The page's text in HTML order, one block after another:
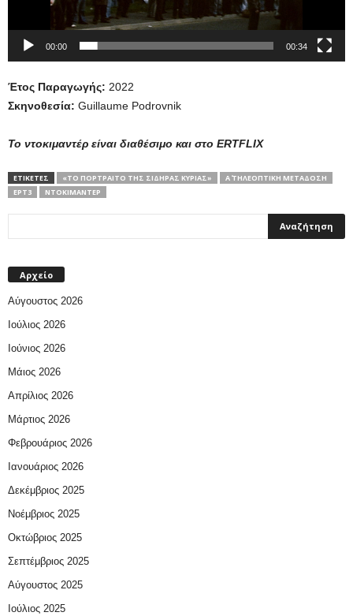
00:00 00:34
Έτος Παραγωγής: 2022
Σκηνοθεσία: Guillaume Podrovnik
Το ντοκιμαντέρ είναι διαθέσιμο και στο ERTFLIX
ΕΤΙΚΕΤΕΣ «ΤΟ ΠΟΡΤΡΑΊΤΟ ΤΗΣ ΣΙΔΗΡΆΣ ΚΥΡΊΑΣ»
Α΄ ΤΗΛΕΟΠΤΙΚΗ ΜΕΤΑΔΟΣΗ
ΕΡΤ3
ΝΤΟΚΙΜΑΝΤΕΡ
Αρχείο
Αύγουστος 2026
Ιούλιος 2026
Ιούνιος 2026
Μάιος 2026
Απρίλιος 2026
Μάρτιος 2026
Φεβρουάριος 2026
Ιανουάριος 2026
Δεκέμβριος 2025
Νοέμβριος 2025
Οκτώβριος 2025
Σεπτέμβριος 2025
Αύγουστος 2025
Ιούλιος 2025